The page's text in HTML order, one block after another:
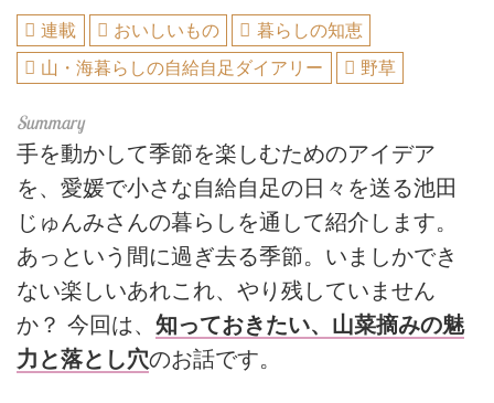
連載 おいしいもの
暮らしの知恵
山・海暮らしの自給自足ダイアリー
野草
手を動かして季節を楽しむためのアイデア
を、愛媛で小さな自給自足の日々を送る池田
じゅんみさんの暮らしを通して紹介します。
あっという間に過ぎ去る季節。いましかでき
ない楽しいあれこれ、やり残していません
か？ 今回は、 知っておきたい、山菜摘みの魅
力と落とし穴のお話です。